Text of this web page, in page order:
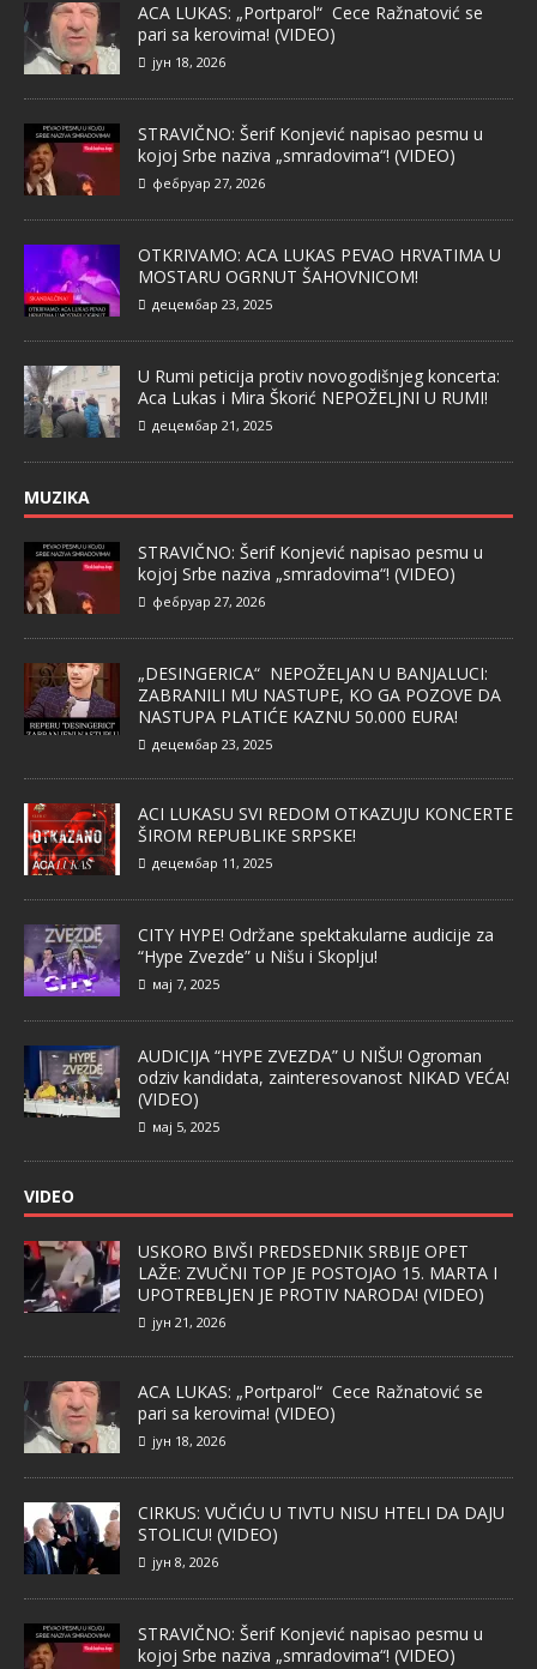
ACA LUKAS: „Portparol“ Cece Ražnatović se
pari sa kerovima! (VIDEO)
јун 18, 2026
STRAVIČNO: Šerif Konjević napisao pesmu u
kojoj Srbe naziva „smradovima“! (VIDEO)
фебруар 27, 2026
OTKRIVAMO: ACA LUKAS PEVAO HRVATIMA U
MOSTARU OGRNUT ŠAHOVNICOM!
децембар 23, 2025
U Rumi peticija protiv novogodišnjeg koncerta:
Aca Lukas i Mira Škorić NEPOŽELJNI U RUMI!
децембар 21, 2025
MUZIKA
STRAVIČNO: Šerif Konjević napisao pesmu u
kojoj Srbe naziva „smradovima“! (VIDEO)
фебруар 27, 2026
„DESINGERICA“ NEPOŽELJAN U BANJALUCI:
ZABRANILI MU NASTUPE, KO GA POZOVE DA
NASTUPA PLATIĆE KAZNU 50.000 EURA!
децембар 23, 2025
ACI LUKASU SVI REDOM OTKAZUJU KONCERTE
ŠIROM REPUBLIKE SRPSKE!
децембар 11, 2025
CITY HYPE! Održane spektakularne audicije za
“Hype Zvezde” u Nišu i Skoplju!
мај 7, 2025
AUDICIJA “HYPE ZVEZDA” U NIŠU! Ogroman
odziv kandidata, zainteresovanost NIKAD VEĆA!
(VIDEO)
мај 5, 2025
VIDEO
USKORO BIVŠI PREDSEDNIK SRBIJE OPET
LAŽE: ZVUČNI TOP JE POSTOJAO 15. MARTA I
UPOTREBLJEN JE PROTIV NARODA! (VIDEO)
јун 21, 2026
ACA LUKAS: „Portparol“ Cece Ražnatović se
pari sa kerovima! (VIDEO)
јун 18, 2026
CIRKUS: VUČIĆU U TIVTU NISU HTELI DA DAJU
STOLICU! (VIDEO)
јун 8, 2026
STRAVIČNO: Šerif Konjević napisao pesmu u
kojoj Srbe naziva „smradovima“! (VIDEO)